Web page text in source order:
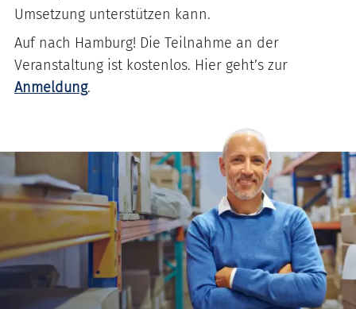
Umsetzung unterstützen kann.
Auf nach Hamburg! Die Teilnahme an der
Veranstaltung ist kostenlos. Hier geht’s zur
Anmeldung.